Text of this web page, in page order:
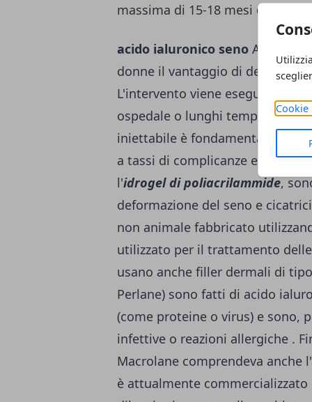
Cookie
massima di 15-18 mesi
acido ialuronico seno
donne il vantaggio di decidere
L'intervento viene eseguito in
ospedale o lunghi tempi di
iniettabile è fondamentale
a tassi di complicanze elevati.
l'idrogel di poliacrilammide,
deformazione del seno e
non animale fabbricato
utilizzato per il trattamento
usano anche filler dermali di
Perlane) sono fatti di acido
(come proteine o virus) e sono,
infettive o reazioni allergiche .
Macrolane comprendeva anche
è attualmente